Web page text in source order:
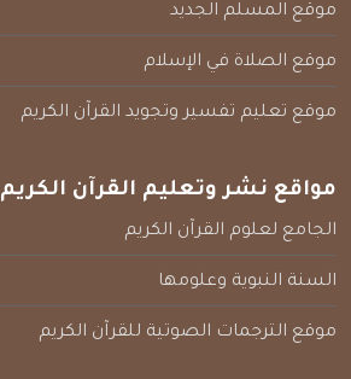
موقع المسلم الجديد
موقع الصلاة في الإسلام
موقع تعليم تفسير وتجويد القرآن الكريم
مواقع نشر وتعليم القرآن الكريم
الجامع لعلوم القرآن الكريم
السنة النبوية وعلومها
موقع الترجمات الصوتية للقرآن الكريم